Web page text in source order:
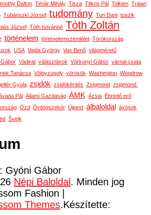
Dalton Timár Mihály Tisza Titkos Pál Tolkien Traian
Tubánszki József tudomány Turi Dani tuszik
József Tóth Istvánné Tóth Zoltán
történelem történelemszemlélet Törökország
USA Vajda György Vas Benő világméretű
Gábor Vádirat választások Várkonyi Gábor várnai csata
Tanácsa Völgyzugoly vörösök Washington Woodrow
Gyula zsidók zsidókérdés Zsigmond zsigmond:
Pál Állami Gazdaság ÁMK Ázsia
Ébredő erő
Ózd Ördögszekér Újpest álbaloldal
ávósok
Švejk
Gyóni Gábor
Népi Baloldal . Minden jog
Fashion |
Themes.Készítette: